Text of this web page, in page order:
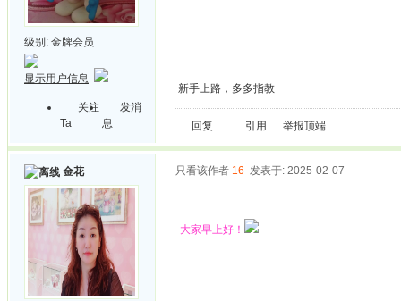
级别: 金牌会员
显示用户信息
关注
Ta
发消
息
新手上路，多多指教
回复 引用 举报顶端
金花 只看该作者 16 发表于: 2025-02-07
大家早上好！